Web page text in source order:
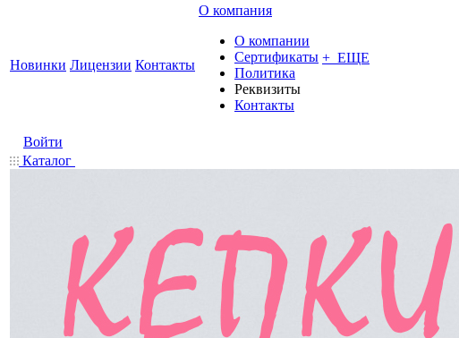
Новинки Лицензии Контакты
О компания
О компании
Сертификаты
Политика
Реквизиты
Контакты
+ ЕЩЕ
Войти
Каталог